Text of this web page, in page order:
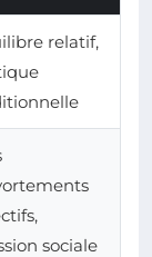
relatif,
sociale